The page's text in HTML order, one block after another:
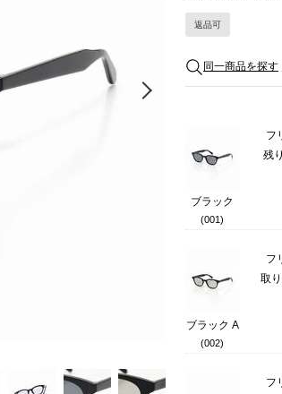
返品可
同一商品を探す
ブラック
(001)
フ
残
ブラック A
(002)
フ
取
フ